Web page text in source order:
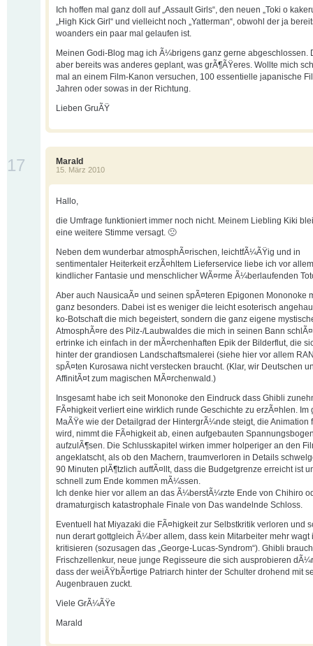
Ich hoffen mal ganz doll auf „Assault Girls“, den neuen „Toki o
„High Kick Girl“ und vielleicht noch „Yatterman“, obwohl der ja
woanders ein paar mal gelaufen ist.
Meinen Godi-Blog mag ich Ã¼brigens ganz gerne abgeschlossen.
aber bereits was anderes geplant, was grÃ¶ÃŸeres. Wollte mich
mal an einem Film-Kanon versuchen, 100 essentielle japanische
Jahren oder sowas in der Richtung.
Lieben GruÃŸ
Marald
15. März 2010
17
Hallo,
die Umfrage funktioniert immer noch nicht. Meinem Liebling Kiki
eine weitere Stimme versagt. 🙁
Neben dem wunderbar atmosphÃ¤rischen, leichtfÃ¼ÃŸig und in
sentimentaler Heiterkeit erzÃ¤hltem Lieferservice liebe ich vor
kindlicher Fantasie und menschlicher WÃ¤rme Ã¼berlaufenden
Aber auch NausicaÃ¤ und seinen spÃ¤teren Epigonen Mononoke
ganz besonders. Dabei ist es weniger die leicht esoterisch
ko-Botschaft die mich begeistert, sondern die ganz eigene
AtmosphÃ¤re des Pilz-/Laubwaldes die mich in seinen Bann
ertrinke ich einfach in der mÃ¤rchenhaften Epik der Bilderflut, die
hinter der grandiosen Landschaftsmalerei (siehe hier vor allem
spÃ¤ten Kurosawa nicht verstecken braucht. (Klar, wir Deutschen
AffinitÃ¤t zum magischen MÃ¤rchenwald.)
Insgesamt habe ich seit Mononoke den Eindruck dass Ghibli
FÃ¤higkeit verliert eine wirklich runde Geschichte zu erzÃ¤hlen. Im
MaÃŸe wie der Detailgrad der HintergrÃ¼nde steigt, die Animation
wird, nimmt die FÃ¤higkeit ab, einen aufgebauten
aufzulÃ¶sen. Die Schlusskapitel wirken immer holperiger an den
angeklatscht, als ob den Machern, traumverloren in Details
90 Minuten plÃ¶tzlich auffÃ¤llt, dass die Budgetgrenze erreicht ist
schnell zum Ende kommen mÃ¼ssen.
Ich denke hier vor allem an das Ã¼berstÃ¼rzte Ende von Chihiro
dramaturgisch katastrophale Finale von Das wandelnde Schloss.
Eventuell hat Miyazaki die FÃ¤higkeit zur Selbstkritik verloren und
nun derart gottgleich Ã¼ber allem, dass kein Mitarbeiter mehr wagt
kritisieren (sozusagen das „George-Lucas-Syndrom“). Ghibli
Frischzellenkur, neue junge Regisseure die sich ausprobieren
dass der weiÃŸbÃ¤rtige Patriarch hinter der Schulter drohend mit
Augenbrauen zuckt.
Viele GrÃ¼ÃŸe
Marald